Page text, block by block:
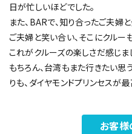
日が忙しいほどでした。
また、BARで、知り合ったご夫婦
ご夫婦と笑い合い、そこにクルー
これがクルーズの楽しさだ感じま
もちろん、台湾もまた行きたい思
りも、ダイヤモンドプリンセスが最
お客